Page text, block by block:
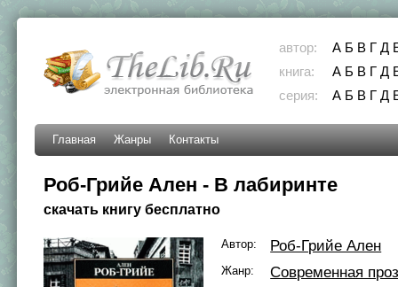
автор: А Б В Г Д
книга:
А Б В Г Д
серия:
А Б В Г Д
Главная Жанры Контакты
Роб-Грийе Ален - В лабиринте
скачать книгу бесплатно
Автор: Роб-Грийе Ален
Жанр:
Современная